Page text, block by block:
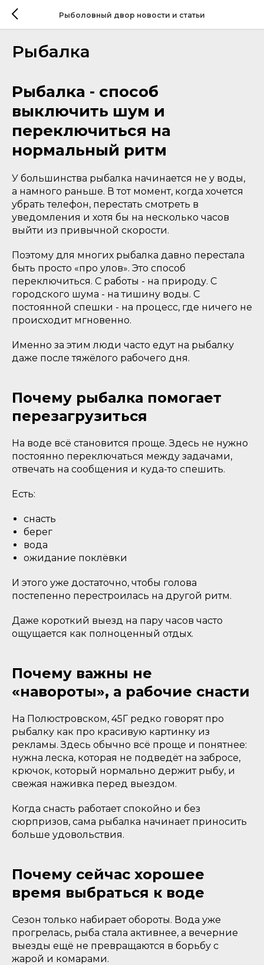
Рыболовный двор новости и статьи
Рыбалка
Рыбалка - способ
выключить шум и
переключиться на
нормальный ритм
У большинства рыбалка начинается не у воды,
а намного раньше. В тот момент, когда хочется
убрать телефон, перестать смотреть в
уведомления и хотя бы на несколько часов
выйти из привычной скорости.
Поэтому для многих рыбалка давно перестала
быть просто «про улов». Это способ
переключиться. С работы - на природу. С
городского шума - на тишину воды. С
постоянной спешки - на процесс, где ничего не
происходит мгновенно.
Именно за этим люди часто едут на рыбалку
даже после тяжёлого рабочего дня.
Почему рыбалка помогает
перезагрузиться
На воде всё становится проще. Здесь не нужно
постоянно переключаться между задачами,
отвечать на сообщения и куда-то спешить.
Есть:
снасть
берег
вода
ожидание поклёвки
И этого уже достаточно, чтобы голова
постепенно перестроилась на другой ритм.
Даже короткий выезд на пару часов часто
ощущается как полноценный отдых.
Почему важны не
«навороты», а рабочие снасти
На Полюстровском, 45Г редко говорят про
рыбалку как про красивую картинку из
рекламы. Здесь обычно всё проще и понятнее:
нужна леска, которая не подведёт на забросе,
крючок, который нормально держит рыбу, и
свежая наживка перед выездом.
Когда снасть работает спокойно и без
сюрпризов, сама рыбалка начинает приносить
больше удовольствия.
Почему сейчас хорошее
время выбраться к воде
Сезон только набирает обороты. Вода уже
прогрелась, рыба стала активнее, а вечерние
выезды ещё не превращаются в борьбу с
жарой и комарами.